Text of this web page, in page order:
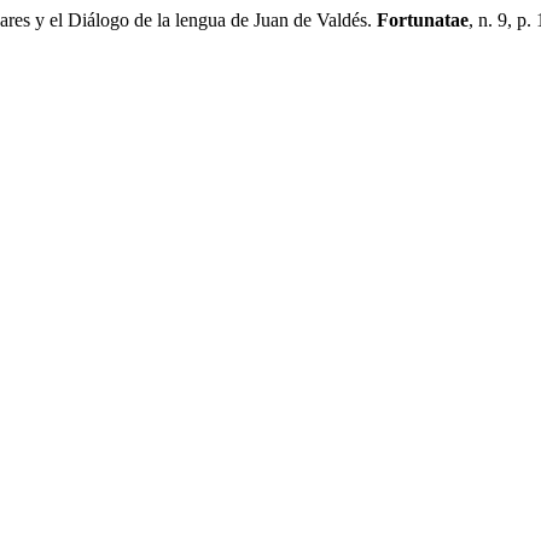
y el Diálogo de la lengua de Juan de Valdés. Fortunatae, n. 9, p.